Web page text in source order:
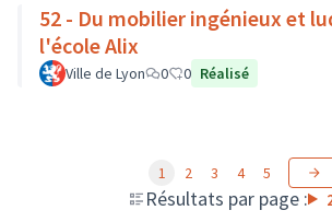
52 - Du mobilier ingénieux et
l'école Alix
Ville de Lyon 0 0 Réalisé
Résultats par page :
1 2 3 4 5